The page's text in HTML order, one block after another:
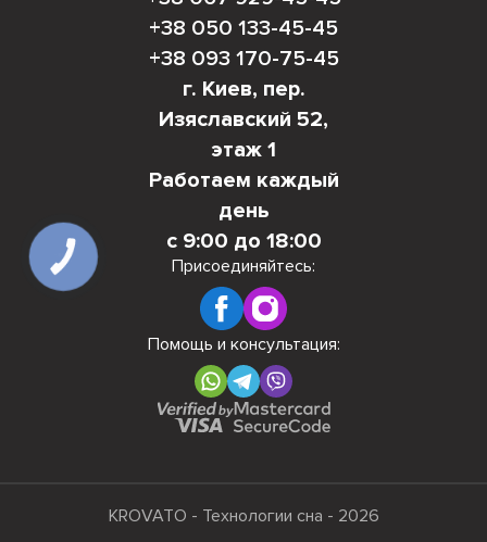
+38 050 133-45-45
+38 093 170-75-45
г. Киев, пер.
Изяславский 52,
этаж 1
Работаем каждый
день
с 9:00 до 18:00
Присоединяйтесь:
Помощь и консультация:
KROVATO - Технологии сна - 2026
КНОПКА
СВЯЗИ